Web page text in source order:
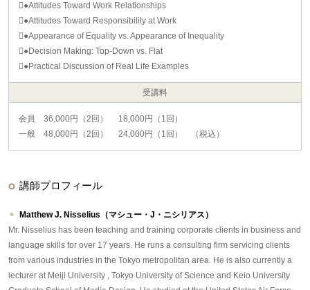
●Attitudes Toward Work Relationships
●Attitudes Toward Responsibility at Work
●Appearance of Equality vs. Appearance of Inequality
●Decision Making: Top-Down vs. Flat
●Practical Discussion of Real Life Examples
受講料
会員 36,000円（2回） 18,000円（1回）
一般 48,000円（2回） 24,000円（1回） （税込）
講師プロフィール
Matthew J. Nisselius（マシュー・J・ニシリアス）
Mr. Nisselius has been teaching and training corporate clients in business and
language skills for over 17 years. He runs a consulting firm servicing clients
from various industries in the Tokyo metropolitan area. He is also currently a
lecturer at Meiji University , Tokyo University of Science and Keio University